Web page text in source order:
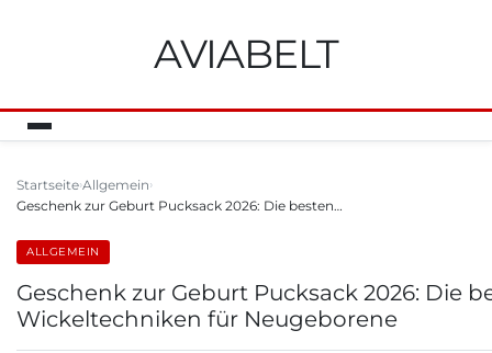
AVIABELT
Startseite Allgemein
Geschenk zur Geburt Pucksack 2026: Die besten…
ALLGEMEIN
Geschenk zur Geburt Pucksack 2026: Die
Wickeltechniken für Neugeborene